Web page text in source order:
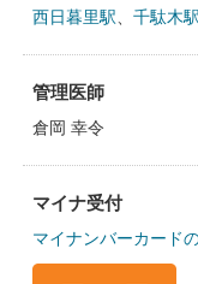
西日暮里駅 千駄木駅
管理医師
倉岡 幸令
マイナ受付
マイナンバーカード